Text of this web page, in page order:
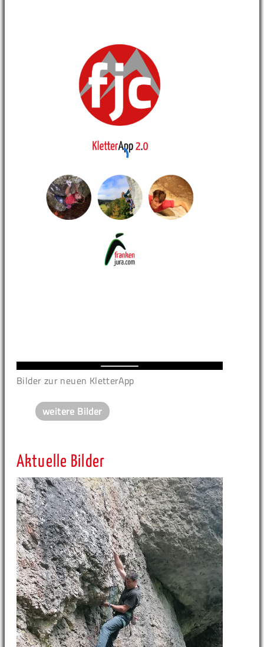
Bilder zur neuen KletterApp
weitere Bilder
Aktuelle Bilder